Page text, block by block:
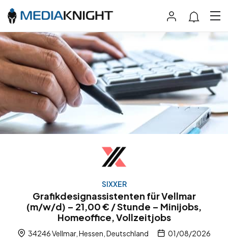
SIXXER
Grafikdesignassistenten für Vellmar
(m/w/d) – 21,00 € / Stunde – Minijobs,
Homeoffice, Vollzeitjobs
34246 Vellmar, Hessen, Deutschland 01/08/2026